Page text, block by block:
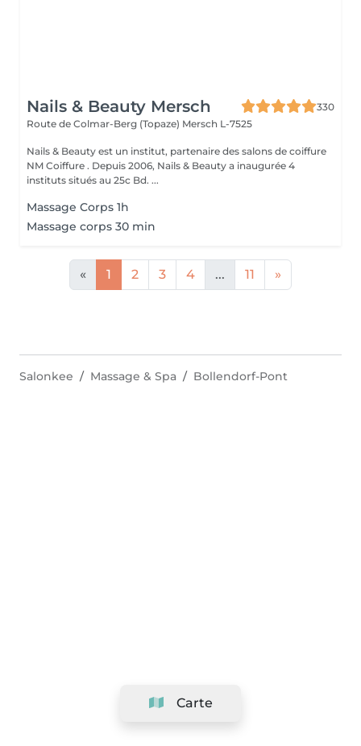
Nails & Beauty Mersch
330
Route de Colmar-Berg (Topaze) Mersch L-7525
Nails & Beauty est un institut, partenaire des salons de coiffure
NM Coiffure . Depuis 2006, Nails & Beauty a inaugurée 4
instituts situés au 25c Bd. ...
Massage Corps 1h
Massage corps 30 min
« 1 2 3 4 ... 11 »
Carte
Salonkee Massage & Spa Bollendorf-Pont